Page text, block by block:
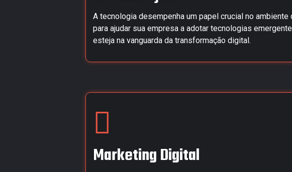
A tecnologia desempenha um papel crucial no
para ajudar sua empresa a adotar tecnologias
esteja na vanguarda da transformação digital.
Marketing Digital